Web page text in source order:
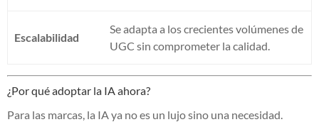
Escalabilidad
Se adapta a los crecientes volúmenes de
UGC sin comprometer la calidad.
¿Por qué adoptar la IA ahora?
Para las marcas, la IA ya no es un lujo sino una necesidad.